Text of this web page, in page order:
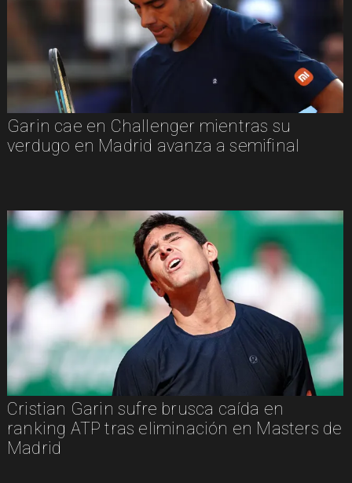
Garin cae en Challenger mientras su
verdugo en Madrid avanza a semifinal
Cristian Garin sufre brusca caída en
ranking ATP tras eliminación en Masters de
Madrid